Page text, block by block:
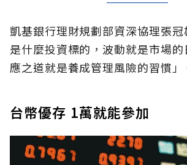
凱基銀行理財規劃部資深協理張
是什麼投資標的，波動就是市場
應之道就是養成管理風險的習慣」
台幣優存 1萬就能參加